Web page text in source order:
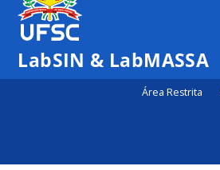
LabSIN & LabMASSA
Área Restrita